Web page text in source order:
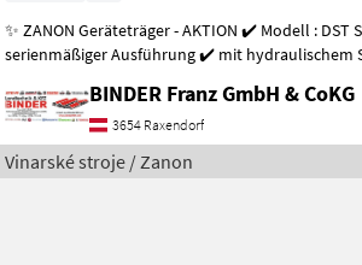
✨ ZANON Geräteträger - AKTION ✔️ Modell : DST
serienmäßiger Ausführung ✔️ mit hydraulischem
BINDER Franz GmbH & CoKG
3654 Raxendorf
Vinarské stroje / Zanon